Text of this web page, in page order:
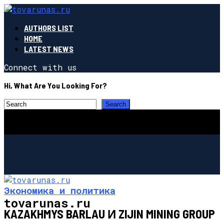
AUTHORS LIST
HOME
LATEST NEWS
Connect with us
Hi, What Are You Looking For?
tovarunas.ru
Экономика и политика
KAZAKHMYS BARLAU И ZIJIN MINING GROUP